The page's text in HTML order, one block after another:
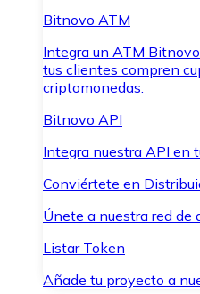
Bitnovo ATM
Integra un ATM
tus clientes compren
criptomonedas.
Bitnovo API
Integra nuestra API en
Conviértete en
Únete a nuestra red de
Listar Token
Añade tu proyecto a